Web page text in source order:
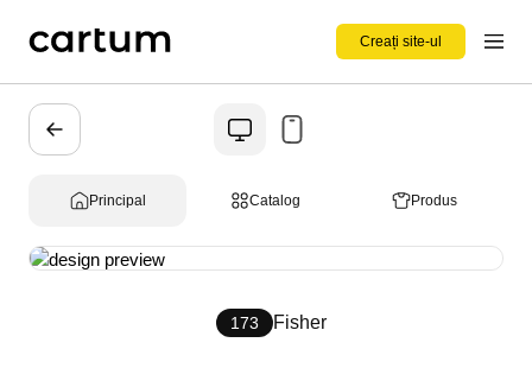
Creați site-ul
Principal Catalog Produs
173 Fisher